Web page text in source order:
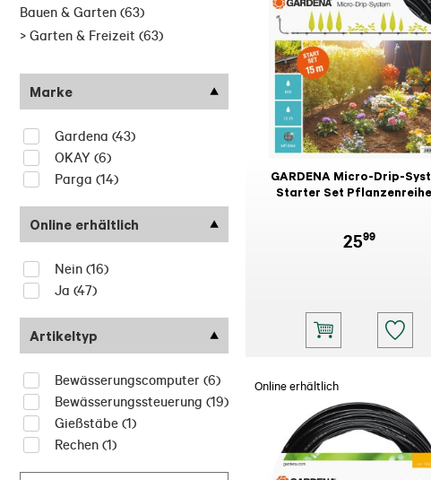
Bauen & Garten (63)
> Garten & Freizeit (63)
Marke
Gardena (43)
OKAY (6)
Parga (14)
Online erhältlich
Nein (16)
Ja (47)
Artikeltyp
Bewässerungscomputer (6)
Bewässerungssteuerung (19)
Gießstäbe (1)
Rechen (1)
GARDENA Micro-Drip-
Starter Set
2599
Online erhältlich